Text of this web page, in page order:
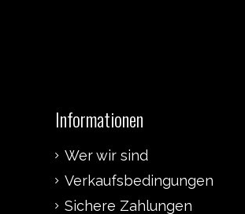
Informationen
Wer wir sind
Verkaufsbedingungen
Sichere Zahlungen